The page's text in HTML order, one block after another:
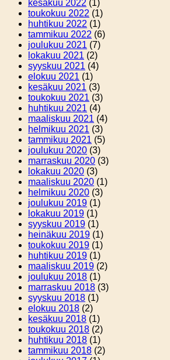
kesäkuu 2022 (1)
toukokuu 2022 (1)
huhtikuu 2022 (1)
tammikuu 2022 (6)
joulukuu 2021 (7)
lokakuu 2021 (2)
syyskuu 2021 (4)
elokuu 2021 (1)
kesäkuu 2021 (3)
toukokuu 2021 (3)
huhtikuu 2021 (4)
maaliskuu 2021 (4)
helmikuu 2021 (3)
tammikuu 2021 (5)
joulukuu 2020 (3)
marraskuu 2020 (3)
lokakuu 2020 (3)
maaliskuu 2020 (1)
helmikuu 2020 (3)
joulukuu 2019 (1)
lokakuu 2019 (1)
syyskuu 2019 (1)
heinäkuu 2019 (1)
toukokuu 2019 (1)
huhtikuu 2019 (1)
maaliskuu 2019 (2)
joulukuu 2018 (1)
marraskuu 2018 (3)
syyskuu 2018 (1)
elokuu 2018 (2)
kesäkuu 2018 (1)
toukokuu 2018 (2)
huhtikuu 2018 (1)
tammikuu 2018 (2)